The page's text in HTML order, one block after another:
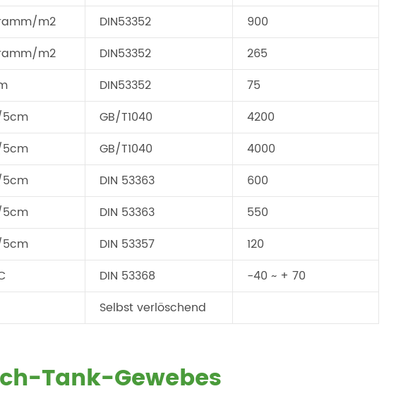
m2 DIN53352
900
m2 DIN53352
265
DIN53352
75
GB/T1040
4200
GB/T1040
4000
DIN 53363
600
DIN 53363
550
DIN 53357
120
DIN 53368
-40 ~ + 70
Selbst verlöschend
Tank-Gewebes